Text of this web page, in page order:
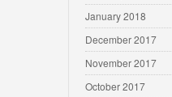
January 2018
December 2017
November 2017
October 2017